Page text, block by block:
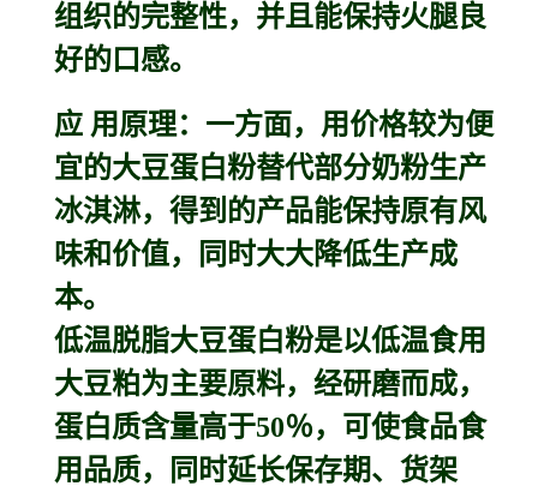
组织的完整性，并且能保持火腿良
好的口感。
应 用原理：一方面，用价格较为便
宜的大豆蛋白粉替代部分奶粉生产
冰淇淋，得到的产品能保持原有风
味和价值，同时大大降低生产成
本。
低温脱脂大豆蛋白粉是以低温食用
大豆粕为主要原料，经研磨而成，
蛋白质含量高于50％，可使食品食
用品质，同时延长保存期、货架